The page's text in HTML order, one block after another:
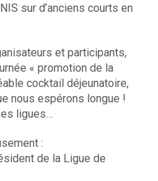
sur d’anciens courts en
et participants,
« promotion de la
cocktail déjeunatoire,
nous espérons longue !
ligues…
:
de la Ligue de